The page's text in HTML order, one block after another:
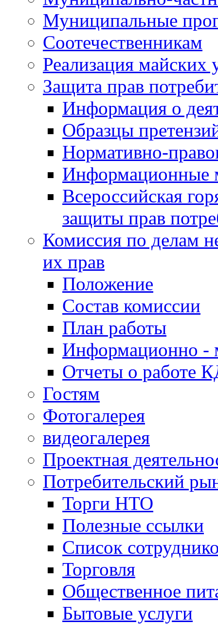
Муниципальные
Соотечественникам
Реализация майских
Защита прав
Информация о
Образцы
Нормативно-
Информационные
Всероссийская
защиты прав
Комиссия по делам
их прав
Положение
Состав комиссии
План работы
Информационно -
Отчеты о работе
Гостям
Фотогалерея
видеогалерея
Проектная
Потребительский
Торги НТО
Полезные ссылки
Список
Торговля
Общественное
Бытовые услуги